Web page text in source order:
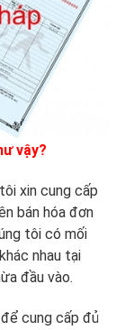
vậy?
xin cung cấp
bán hóa đơn
tôi có mối
nhau tại
đầu vào.
cung cấp đủ